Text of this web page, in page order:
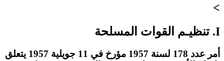
>
I. تنظيـم القوات المسلحة
أمر عدد 178 لسنة 1957 مؤرخ في 11 جويلية 1957 يتعلق